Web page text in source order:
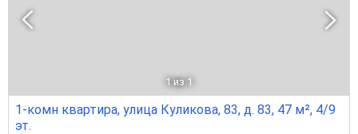
1 из 1
1-комн квартира, улица Куликова, 83, д. 83, 47 м², 4/9
эт.